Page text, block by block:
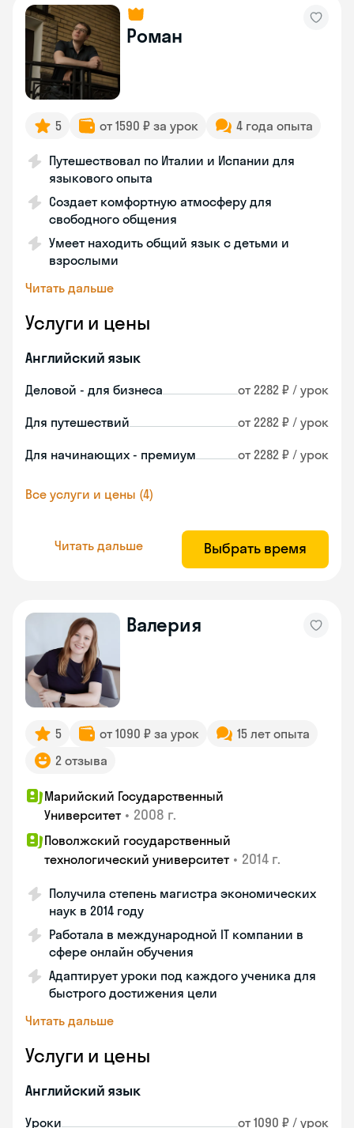
Роман
5 от 1590 ₽ за урок 4 года опыта
Путешествовал по Италии и Испании для
языкового опыта
Создает комфортную атмосферу для
свободного общения
Умеет находить общий язык с детьми и
взрослыми
Читать дальше
Услуги и цены
Английский язык
Деловой - для бизнеса от 2282 ₽ / урок
Для путешествий от 2282 ₽ / урок
Для начинающих - премиум от 2282 ₽ / урок
Все услуги и цены (4)
Читать дальше Выбрать время
Валерия
5 от 1090 ₽ за урок
15 лет опыта
2 отзыва
Марийский Государственный
Университет • 2008 г.
Поволжский государственный
технологический университет • 2014 г.
Получила степень магистра экономических
наук в 2014 году
Работала в международной IT компании в
сфере онлайн обучения
Адаптирует уроки под каждого ученика для
быстрого достижения цели
Читать дальше
Услуги и цены
Английский язык
Уроки от 1090 ₽ / урок